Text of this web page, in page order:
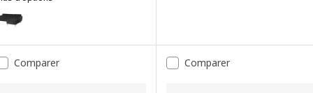
: SMEDSTORP, Canapé 3 places avec méridienne, Djuparp/
Comparer Comparer